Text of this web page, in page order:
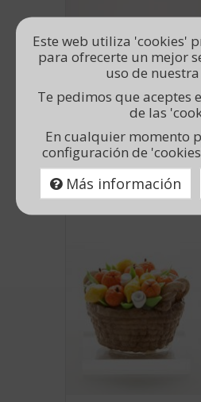
PORTAVELAS
Portavelas pequeño de
Vela
Este web utiliza 'cookies'
para ofrecerte un mejor
uso de
Te pedimos que aceptes
de las
En cualquier momento
configuración de
Más información